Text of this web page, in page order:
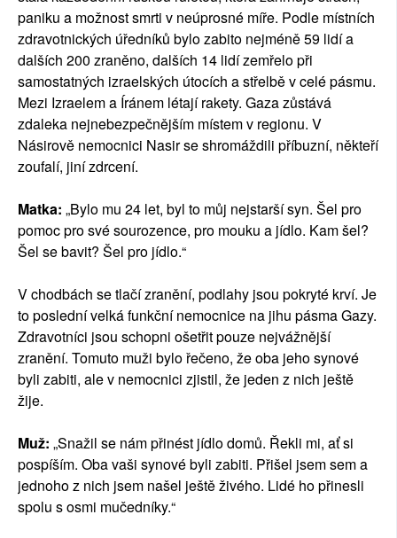
paniku a možnost smrti v neúprosné míře. Podle místních
zdravotnických úředníků bylo zabito nejméně 59 lidí a
dalších 200 zraněno, dalších 14 lidí zemřelo při
samostatných izraelských útocích a střelbě v celé pásmu.
Mezi Izraelem a Íránem létají rakety. Gaza zůstává
zdaleka nejnebezpečnějším místem v regionu. V
Násirově nemocnici Nasir se shromáždili příbuzní, někteří
zoufalí, jiní zdrcení.
Matka: „Bylo mu 24 let, byl to můj nejstarší syn. Šel pro
pomoc pro své sourozence, pro mouku a jídlo. Kam šel?
Šel se bavit? Šel pro jídlo.“
V chodbách se tlačí zranění, podlahy jsou pokryté krví. Je
to poslední velká funkční nemocnice na jihu pásma Gazy.
Zdravotníci jsou schopni ošetřit pouze nejvážnější
zranění. Tomuto muži bylo řečeno, že oba jeho synové
byli zabiti, ale v nemocnici zjistil, že jeden z nich ještě
žije.
Muž: „Snažil se nám přinést jídlo domů. Řekli mi, ať si
pospíším. Oba vaši synové byli zabiti. Přišel jsem sem a
jednoho z nich jsem našel ještě živého. Lidé ho přinesli
spolu s osmi mučedníky.“